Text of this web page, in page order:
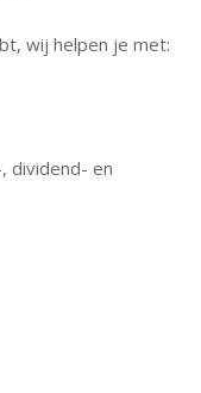
wij helpen je met:
dividend- en